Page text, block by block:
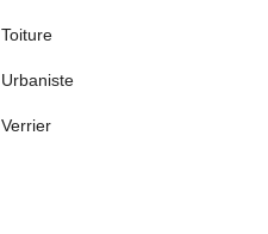
Toiture
Urbaniste
Verrier